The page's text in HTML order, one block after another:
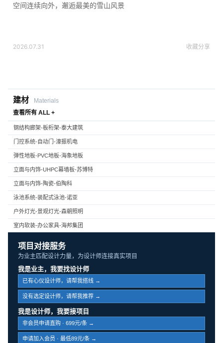
空间连续向外，邂逅最美的雪山风景
2026.07.31 收藏分享
建材
Materials
查看所有 ALL +
钢结构廊架-板桁架-泰大建筑
门控系统-自动门-濠振机电
弹性地板-PVC地板-海象地板
立面与内饰-UHPC幕墙板-苏博特
立面与内饰-陶瓷-伯陶科
泳池系统-装配式泳池-诺亚
户外灯光-景观灯光-森朝照明
室内软装-办公家具-海邦集团
项目对接服务
为业主匹配设计力量，为设计师连接真实项目
我是业主，我要找设计师
已有心仪设计师，请帮我搭线 →
没有选定设计师，请帮我推荐 →
我是设计师，我要接项目
非会员申请直购 · 699元/条 →
申请加入会员 · 最低89元/条 →